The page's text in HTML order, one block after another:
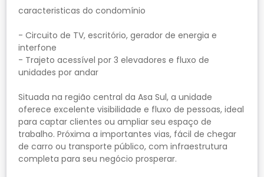
caracteristicas do condomínio
- Circuito de TV, escritório, gerador de energia e
interfone
- Trajeto acessível por 3 elevadores e fluxo de
unidades por andar
Situada na região central da Asa Sul, a unidade
oferece excelente visibilidade e fluxo de pessoas, ideal
para captar clientes ou ampliar seu espaço de
trabalho. Próxima a importantes vias, fácil de chegar
de carro ou transporte público, com infraestrutura
completa para seu negócio prosperar.